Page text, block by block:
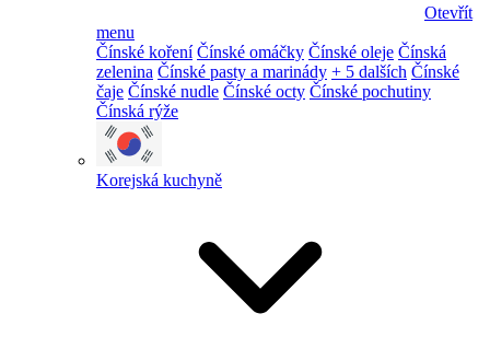
Otevřít
menu
Čínské koření Čínské omáčky Čínské oleje Čínská
zelenina Čínské pasty a marinády + 5 dalších Čínské
čaje Čínské nudle Čínské octy Čínské pochutiny
Čínská rýže
Korejská kuchyně